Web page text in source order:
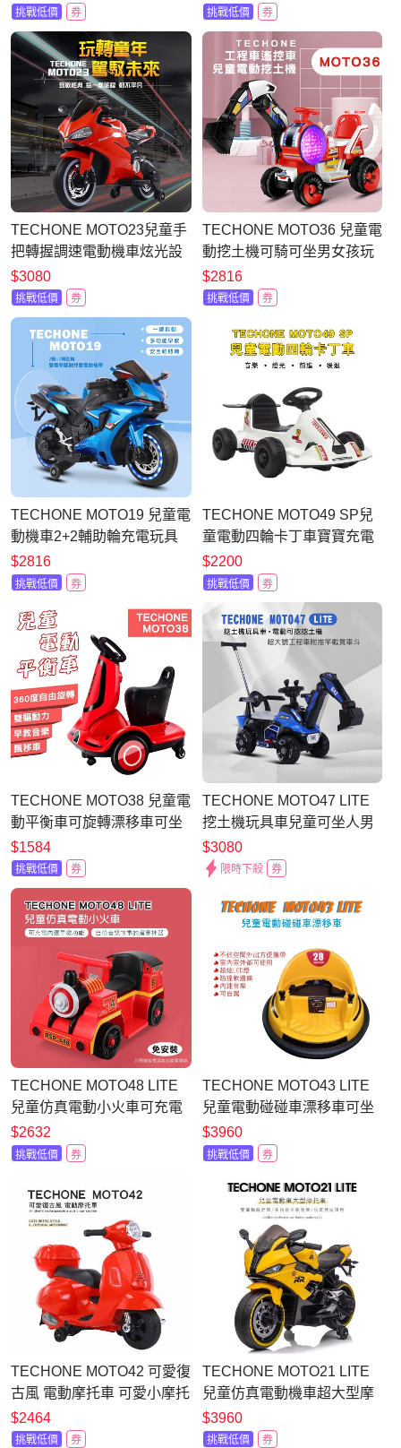
挑戰低價 券 挖臂 可坐人兒童工程車玩具
挑戰低價 券
TECHONE MOTO23兒童手
把轉握調速電動機車炫光設
計電動摩托車
$3080
挑戰低價 券
TECHONE MOTO36 兒童電
動挖土機可騎可坐男女孩玩
具車電瓶工程車遙控車
$2816
挑戰低價 券
TECHONE MOTO19 兒童電
動機車2+2輔助輪充電玩具
童車 男女寶寶小孩可坐人電
動車充電大號玩具童車
$2816
挑戰低價 券
TECHONE MOTO49 SP兒
童電動四輪卡丁車寶寶充電
汽車可坐人便攜兒童漂移賽
車玩具車入門首選
$2200
挑戰低價 券
TECHONE MOTO38 兒童電
動平衡車可旋轉漂移車可坐
人小孩玩具車
$1584
挑戰低價 券
TECHONE MOTO47 LITE
挖土機玩具車兒童可坐人男
孩電動可挖挖土機超大號工
程車附推竿載貨車斗
$3080
限時下殺 券
TECHONE MOTO48 LITE
兒童仿真電動小火車可充電
可坐人可愛配色全新現貨內
建早教功能，自帶音樂故事
$2632
挑戰低價 券
TECHONE MOTO43 LITE
兒童電動碰碰車漂移車可坐
人室內旋轉卡丁車充電飛碟
親子寶寶溜童神器可愛配色
$3960
挑戰低價 券
TECHONE MOTO42 可愛復
古風 電動摩托車 可愛小摩托
兒童電動車童車充電式 可愛
配色 全新現貨台灣出貨
$2464
挑戰低價 券
TECHONE MOTO21 LITE
兒童仿真電動機車超大型摩
托車充電玩具童車/獨立音響
系統充電雙驅動童車，可外
$3960
挑戰低價 券